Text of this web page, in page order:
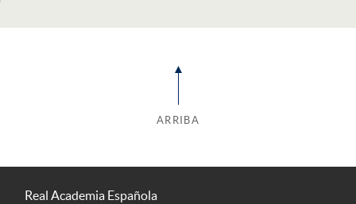
ARRIBA
Real Academia Española